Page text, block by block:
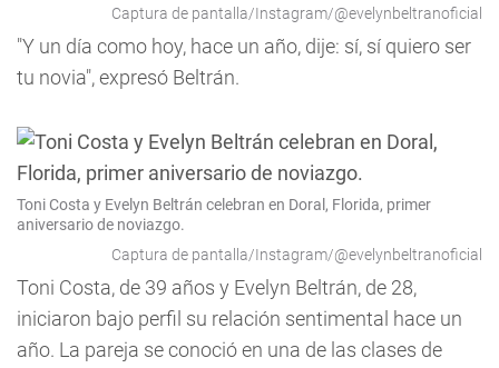
Captura de pantalla/Instagram/@evelynbeltranoficial
"Y un día como hoy, hace un año, dije: sí, sí quiero ser
tu novia", expresó Beltrán.
Toni Costa y Evelyn Beltrán celebran en Doral, Florida, primer
aniversario de noviazgo.
Captura de pantalla/Instagram/@evelynbeltranoficial
Toni Costa, de 39 años y Evelyn Beltrán, de 28,
iniciaron bajo perfil su relación sentimental hace un
año. La pareja se conoció en una de las clases de